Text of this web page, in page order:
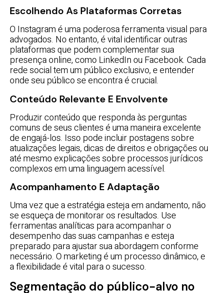
Escolhendo As Plataformas Corretas
O Instagram é uma poderosa ferramenta visual para
advogados. No entanto, é vital identificar outras
plataformas que podem complementar sua
presença online, como LinkedIn ou Facebook. Cada
rede social tem um público exclusivo, e entender
onde seu público se encontra é crucial.
Conteúdo Relevante E Envolvente
Produzir conteúdo que responda às perguntas
comuns de seus clientes é uma maneira excelente
de engajá-los. Isso pode incluir postagens sobre
atualizações legais, dicas de direitos e obrigações ou
até mesmo explicações sobre processos jurídicos
complexos em uma linguagem acessível.
Acompanhamento E Adaptação
Uma vez que a estratégia esteja em andamento, não
se esqueça de monitorar os resultados. Use
ferramentas analíticas para acompanhar o
desempenho das suas campanhas e esteja
preparado para ajustar sua abordagem conforme
necessário. O marketing é um processo dinâmico, e
a flexibilidade é vital para o sucesso.
Segmentação do público-alvo no